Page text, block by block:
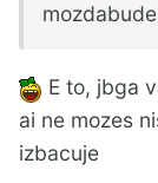
E to, jbga
ai ne mozes
izbacuje